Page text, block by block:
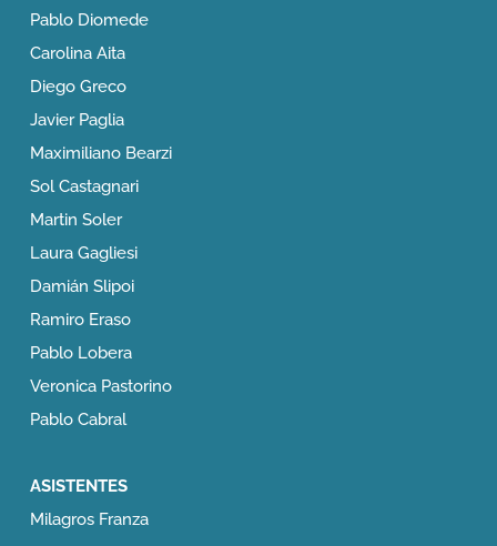
Pablo Diomede
Carolina Aita
Diego Greco
Javier Paglia
Maximiliano Bearzi
Sol Castagnari
Martin Soler
Laura Gagliesi
Damián Slipoi
Ramiro Eraso
Pablo Lobera
Veronica Pastorino
Pablo Cabral
ASISTENTES
Milagros Franza